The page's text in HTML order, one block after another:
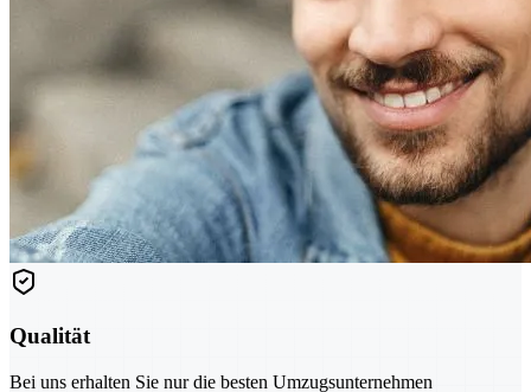
Qualität
Bei uns erhalten Sie nur die besten Umzugsunternehmen